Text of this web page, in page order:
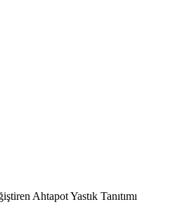
Ahtapot Yastık Tanıtımı